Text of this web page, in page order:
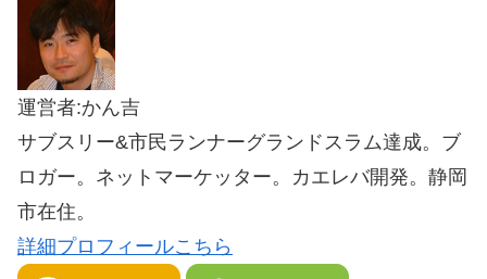
運営者:かん吉
サブスリー&市民ランナーグランドスラム達成。ブ
ロガー。ネットマーケッター。カエレバ開発。静岡
市在住。
詳細プロフィールこちら